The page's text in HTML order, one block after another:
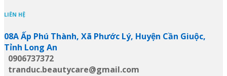
LIÊN HỆ
08A Ấp Phú Thành, Xã Phước Lý, Huyện Cần Giuộc,
Tỉnh Long An
0906737372
tranduc.beautycare@gmail.com